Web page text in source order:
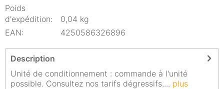
Poids
d'expédition:
0,04 kg
EAN:
4250586326896
Description
Unité de conditionnement : commande à l'unité
possible. Consultez nos tarifs dégressifs.... plus